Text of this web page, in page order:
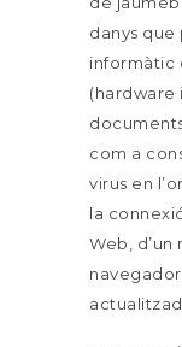
danys que
informàtic
(hardware
com a
virus en
la
Web,
navegador